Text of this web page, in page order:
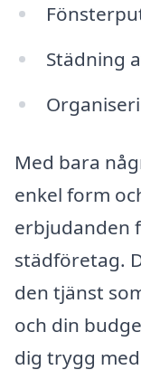
Städning
Med bara
enkel form
erbjudanden
städföretag.
den tjänst
och din
dig trygg